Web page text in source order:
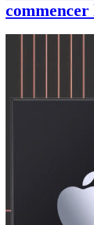
commencer